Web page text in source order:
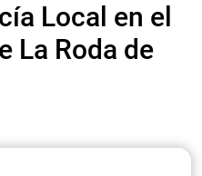
Local en el
La Roda de